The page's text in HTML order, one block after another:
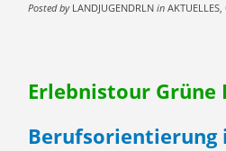
Posted by LANDJUGENDRLN in AKTUELLES,
Erlebnistour Grüne
Berufsorientierung